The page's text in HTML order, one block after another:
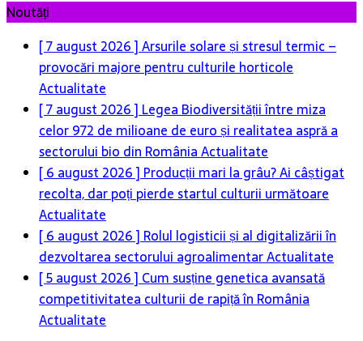
Noutăți
[ 7 august 2026 ]Arsurile solare și stresul termic –
provocări majore pentru culturile horticole
Actualitate
[ 7 august 2026 ] Legea Biodiversității între miza
celor 972 de milioane de euro și realitatea aspră a
sectorului bio din RomâniaActualitate
[ 6 august 2026 ] Producții mari la grâu? Ai câștigat
recolta, dar poți pierde startul culturii următoare
Actualitate
[ 6 august 2026 ] Rolul logisticii și al digitalizării în
dezvoltarea sectorului agroalimentarActualitate
[ 5 august 2026 ] Cum susține genetica avansată
competitivitatea culturii de rapiță în România
Actualitate